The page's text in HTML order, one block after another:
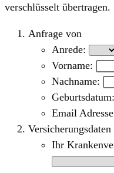
verschlüsselt übertragen.
Anfrage von
Anrede:
Vorname:
Nachname:
Geburtsdatum:
Email
Versicherungsdaten
Ihr